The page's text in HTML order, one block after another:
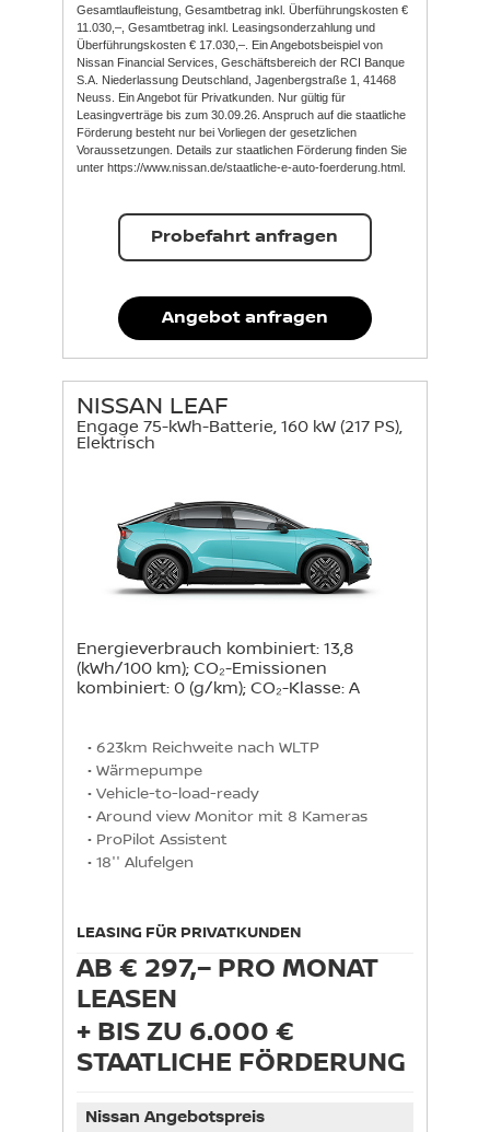
Gesamtlaufleistung, Gesamtbetrag inkl. Überführungskosten €
11.030,–, Gesamtbetrag inkl. Leasingsonderzahlung und
Überführungskosten € 17.030,–. Ein Angebotsbeispiel von
Nissan Financial Services, Geschäftsbereich der RCI Banque
S.A. Niederlassung Deutschland, Jagenbergstraße 1, 41468
Neuss. Ein Angebot für Privatkunden. Nur gültig für
Leasingverträge bis zum 30.09.26. Anspruch auf die staatliche
Förderung besteht nur bei Vorliegen der gesetzlichen
Voraussetzungen. Details zur staatlichen Förderung finden Sie
unter https://www.nissan.de/staatliche-e-auto-foerderung.html.
Angebot anfragen
Probefahrt anfragen
NISSAN LEAF
Engage 75-kWh-Batterie, 160 kW (217 PS),
Elektrisch
Energieverbrauch kombiniert: 13,8
(kWh/100 km); CO₂-Emissionen
kombiniert: 0 (g/km); CO₂-Klasse: A
• 623km Reichweite nach WLTP
• Wärmepumpe
• Vehicle-to-load-ready
• Around view Monitor mit 8 Kameras
• ProPilot Assistent
• 18'' Alufelgen
LEASING FÜR PRIVATKUNDEN
AB € 297,– PRO MONAT
LEASEN
+ BIS ZU 6.000 €
STAATLICHE FÖRDERUNG
Nissan Angebotspreis